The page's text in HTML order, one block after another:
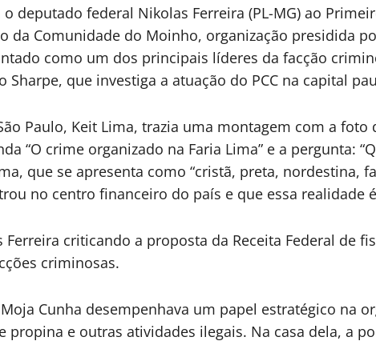
deputado federal Nikolas Ferreira (PL-MG) ao
da Comunidade do Moinho, organização presidida
como um dos principais líderes da facção
que investiga a atuação do PCC na capital
Paulo, Keit Lima, trazia uma montagem com a foto
“O crime organizado na Faria Lima” e a pergunta:
que se apresenta como “cristã, preta, nordestina,
no centro financeiro do país e que essa realidade
criticando a proposta da Receita Federal de
criminosas.
Cunha desempenhava um papel estratégico na
e outras atividades ilegais. Na casa dela, a